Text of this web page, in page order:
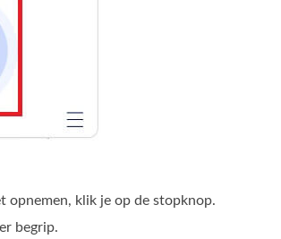
opnemen, klik je op de stopknop.
begrip.